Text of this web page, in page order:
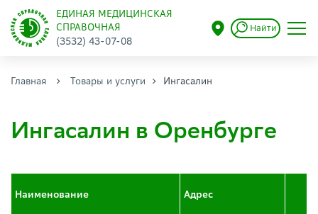
ЕДИНАЯ МЕДИЦИНСКАЯ
СПРАВОЧНАЯ
(3532) 43-07-08
Найти
Главная Товары и услуги Ингасалин
Ингасалин в Оренбурге
Наименование Адрес